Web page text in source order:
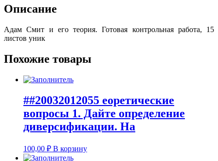
Описание
Адам Смит и его теория. Готовая контрольная работа, 15
листов уник
Похожие товары
##20032012055 еоретические
вопросы 1. Дайте определение
диверсификации. На
100,00 ₽ В корзину